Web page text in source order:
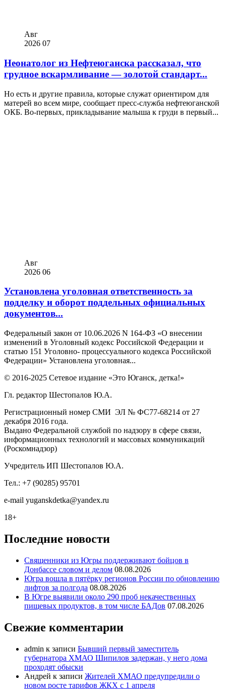
Авг
2026 07
Неонатолог из Нефтеюганска рассказал, что
грудное вскармливание — золотой стандарт...
Но есть и другие правила, которые служат ориентиром для
матерей во всем мире, сообщает пресс-служба нефтеюганской
ОКБ. Во-первых, прикладывание малыша к груди в первый...
Авг
2026 06
Установлена уголовная ответственность за
подделку и оборот поддельных официальных
документов...
Федеральный закон от 10.06.2026 N 164-ФЗ «О внесении
изменений в Уголовный кодекс Российской Федерации и
статью 151 Уголовно- процессуального кодекса Российской
Федерации» Установлена уголовная...
© 2016-2025 Сетевое издание «Это Юганск, детка!»
Гл. редактор Шестопалов Ю.А.
Регистрационный номер СМИ ЭЛ № ФС77-68214 от 27
декабря 2016 года.
Выдано Федеральной службой по надзору в сфере связи,
информационных технологий и массовых коммуникаций
(Роскомнадзор)
Учредитель ИП Шестопалов Ю.А.
Тел.: +7 (90285) 95701
e-mail yuganskdetka@yandex.ru
18+
Последние новости
Священники из Югры поддерживают бойцов в
Донбассе словом и делом 08.08.2026
Югра вошла в пятёрку регионов России по обновлению
лифтов за полгода 08.08.2026
В Югре выявили около 290 проб некачественных
пищевых продуктов, в том числе БАДов 07.08.2026
Свежие комментарии
admin к записи Бывший первый заместитель
губернатора ХМАО Шипилов задержан, у него дома
проходят обыски
Андрей к записи Жителей ХМАО предупредили о
новом росте тарифов ЖКХ с 1 апреля